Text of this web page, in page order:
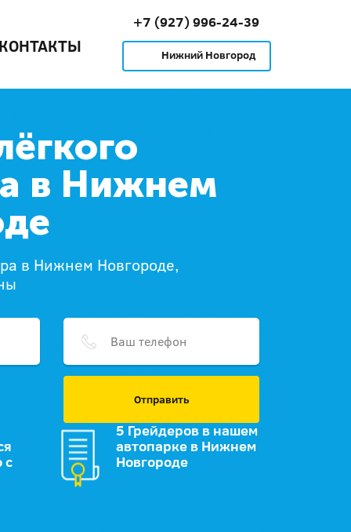
+7 (927) 996-24-39
Нижний Новгород
в Нижнем
в Нижнем Новгороде,
Отправить
с
5 Грейдеров в нашем
автопарке в Нижнем
Новгороде